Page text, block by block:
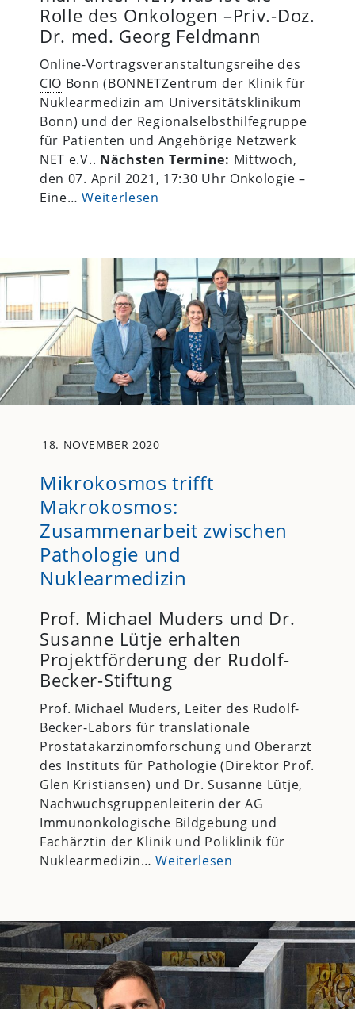
Rolle des Onkologen –Priv.-Doz.
Dr. med. Georg Feldmann
Online-Vortragsveranstaltungsreihe des
CIO Bonn (BONNETZentrum der Klinik für
Nuklearmedizin am Universitätsklinikum
Bonn) und der Regionalselbsthilfegruppe
für Patienten und Angehörige Netzwerk
NET e.V.. Nächsten Termine: Mittwoch,
den 07. April 2021, 17:30 Uhr Onkologie –
Eine…Weiterlesen
18. NOVEMBER 2020
Mikrokosmos trifft
Makrokosmos:
Zusammenarbeit zwischen
Pathologie und
Nuklearmedizin
Prof. Michael Muders und Dr.
Susanne Lütje erhalten
Projektförderung der Rudolf-
Becker-Stiftung
Prof. Michael Muders, Leiter des Rudolf-
Becker-Labors für translationale
Prostatakarzinomforschung und Oberarzt
des Instituts für Pathologie (Direktor Prof.
Glen Kristiansen) und Dr. Susanne Lütje,
Nachwuchsgruppenleiterin der AG
Immunonkologische Bildgebung und
Fachärztin der Klinik und Poliklinik für
Nuklearmedizin…Weiterlesen